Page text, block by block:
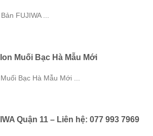
FUJIWA ...
Muối Bạc Hà Mẫu Mới
Bạc Hà Mẫu Mới ...
Quận 11 – Liên hệ: 077 993 7969